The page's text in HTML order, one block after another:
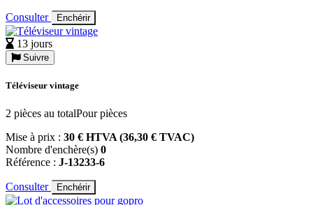
Consulter Enchérir
13 jours
Suivre
Téléviseur vintage
2 pièces au totalPour pièces
Mise à prix : 30 € HTVA (36,30 € TVAC)
Nombre d'enchère(s) 0
Référence : J-13233-6
Consulter Enchérir